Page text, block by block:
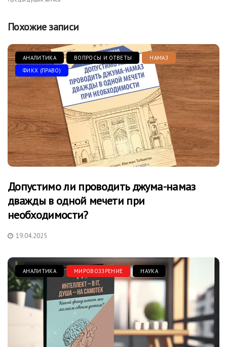
Похожие записи
АНАЛИТИКА ВОПРОСЫ И ОТВЕТЫ
НАМАЗ
ФИКХ (ПРАВО)
Допустимо ли проводить джума-намаз
дважды в одной мечети при
необходимости?
19.04.2025
АНАЛИТИКА МИРОВОЗЗРЕНИЕ НАУКА